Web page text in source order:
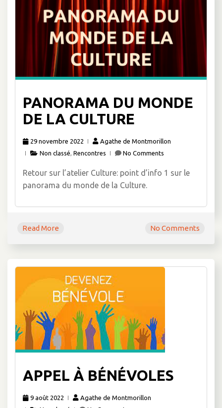
PANORAMA DU MONDE
DE LA CULTURE
29 novembre 2022
Agathe de Montmorillon
Non classé Rencontres No Comments
Retour sur l’atelier Culture: point d’info 1 sur le
panorama du monde de la Culture.
Read More No Comments
APPEL À BÉNÉVOLES
9 août 2022
Agathe de Montmorillon